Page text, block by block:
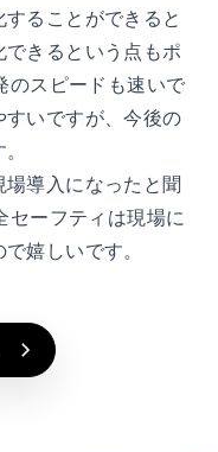
ることができると
きるという点もポ
のスピードも速いで
いですが、今後の
導入になったと聞
セーフティは現場に
嬉しいです。